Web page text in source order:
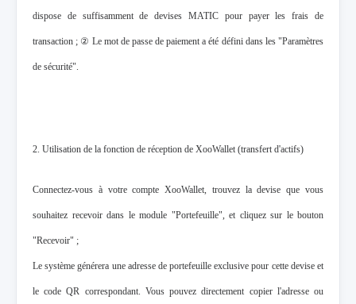
dispose de suffisamment de devises MATIC pour payer les frais de
transaction ; ② Le mot de passe de paiement a été défini dans les "Paramètres
de sécurité".
2. Utilisation de la fonction de réception de XooWallet (transfert d'actifs)
Connectez-vous à votre compte XooWallet, trouvez la devise que vous
souhaitez recevoir dans le module "Portefeuille", et cliquez sur le bouton
"Recevoir" ;
Le système générera une adresse de portefeuille exclusive pour cette devise et
le code QR correspondant. Vous pouvez directement copier l'adresse ou